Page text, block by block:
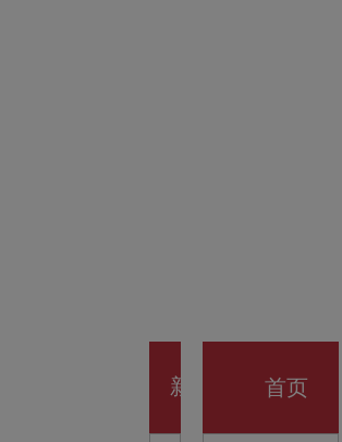
开业大
新 首页